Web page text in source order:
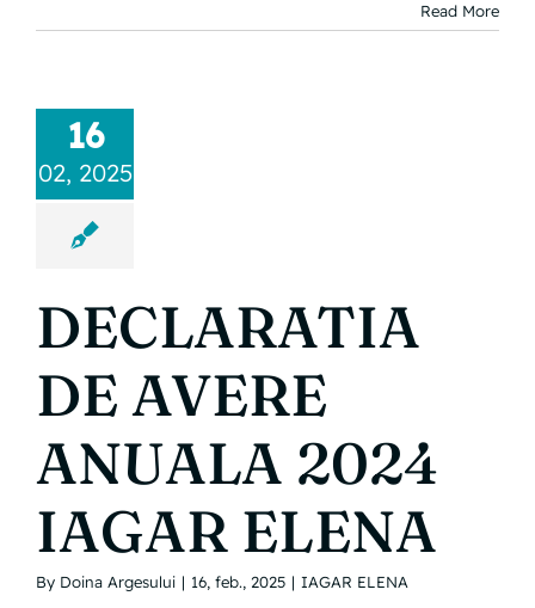
Read More
16
02, 2025
DECLARATIA
DE AVERE
ANUALA 2024
IAGAR ELENA
By Doina Argesului | 16, feb., 2025 | IAGAR ELENA